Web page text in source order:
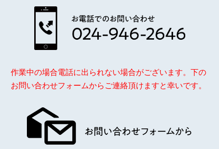
作業中の場合電話に出られない場合がございます。下の
お問い合わせフォームからご連絡頂けますと幸いです。